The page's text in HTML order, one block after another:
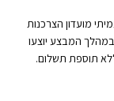
מועדון הצרכנות
בין התאריכים 22.02.2019-22.03.2019. במהלך המבצע יוצעו
ללא תוספת תשלום.